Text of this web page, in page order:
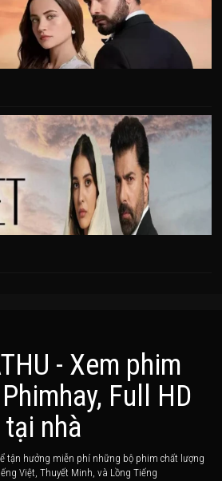
- Xem phim
Full HD
tại nhà
tận hưởng miễn phí những bộ phim chất lượng
Việt, Thuyết Minh, và Lồng Tiếng